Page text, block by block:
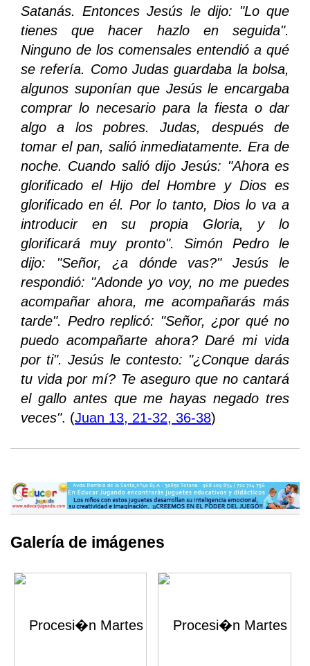
Satanás. Entonces Jesús le dijo: "Lo que
tienes que hacer hazlo en seguida".
Ninguno de los comensales entendió a qué
se refería. Como Judas guardaba la bolsa,
algunos suponían que Jesús le encargaba
comprar lo necesario para la fiesta o dar
algo a los pobres. Judas, después de
tomar el pan, salió inmediatamente. Era de
noche. Cuando salió dijo Jesús: "Ahora es
glorificado el Hijo del Hombre y Dios es
glorificado en él. Por lo tanto, Dios lo va a
introducir en su propia Gloria, y lo
glorificará muy pronto". Simón Pedro le
dijo: "Señor, ¿a dónde vas?" Jesús le
respondió: "Adonde yo voy, no me puedes
acompañar ahora, me acompañarás más
tarde". Pedro replicó: "Señor, ¿por qué no
puedo acompañarte ahora? Daré mi vida
por ti". Jesús le contesto: "¿Conque darás
tu vida por mí? Te aseguro que no cantará
el gallo antes que me hayas negado tres
veces". (Juan 13, 21-32, 36-38)
Galería de imágenes